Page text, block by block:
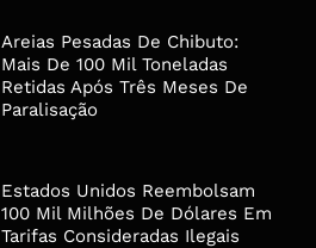
Areias Pesadas De Chibuto:
Mais De 100 Mil Toneladas
Retidas Após Três Meses De
Paralisação
Estados Unidos Reembolsam
100 Mil Milhões De Dólares Em
Tarifas Consideradas Ilegais